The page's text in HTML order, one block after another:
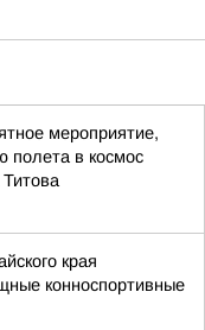
мероприятие,
полета в космос
края
конноспортивные